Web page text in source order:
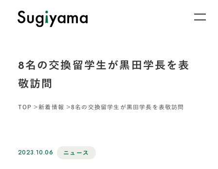
8名の交換留学生が黒田学長を表
敬訪問
TOP 新着情報 8名の交換留学生が黒田学長を表敬訪問
2023.10.06 ニュース